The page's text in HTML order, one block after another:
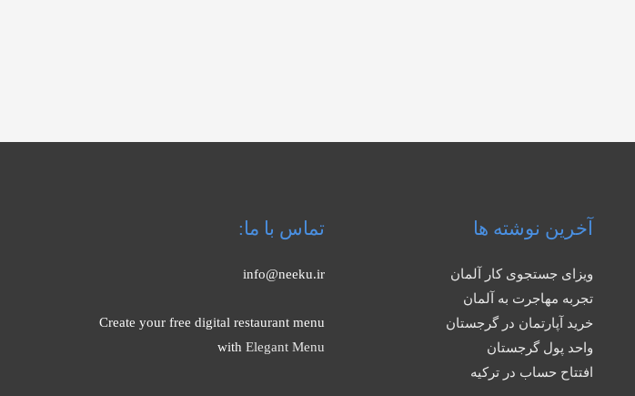
آخرین نوشته ها
ویزای جستجوی کار آلمان
تجربه مهاجرت به آلمان
خرید آپارتمان در گرجستان
واحد پول گرجستان
افتتاح حساب در ترکیه
تماس با ما:
info@neeku.ir
Create your free digital restaurant menu
with Elegant Menu